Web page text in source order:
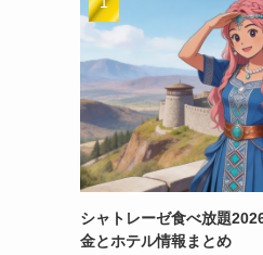
シャトレーゼ食べ放題
金とホテル情報まとめ